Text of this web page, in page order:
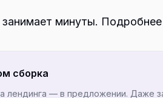
занимает минуты.
сборка
лендинга — в предложении. Даже